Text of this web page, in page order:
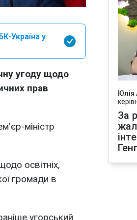
Україна у
угоду щодо
прав
міністр
освітніх,
громади в
угорський
Юлія
За